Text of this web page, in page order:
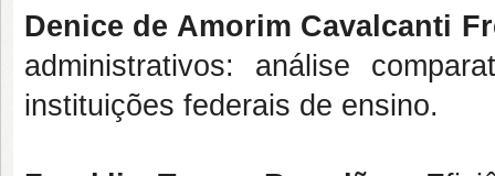
Denice de Amorim Cavalcanti
administrativos: análise
instituições federais de ensino.